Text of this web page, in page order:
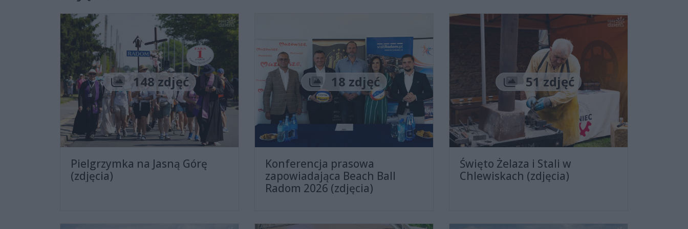
Liczba zdjęć
148 zdjęć
Pielgrzymka na Jasną Górę
(zdjęcia)
Liczba zdjęć
18 zdjęć
Konferencja prasowa
zapowiadająca Beach Ball
Radom 2026 (zdjęcia)
Liczba zdjęć
51 zdjęć
Święto Żelaza i Stali w
Chlewiskach (zdjęcia)